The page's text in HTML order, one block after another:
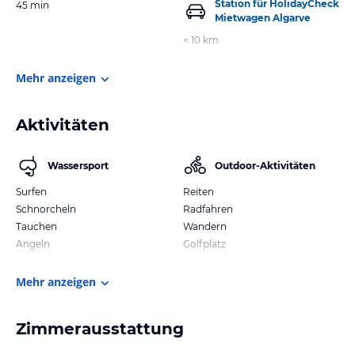
45 min
Station für HolidayCheck
Mietwagen Algarve
< 10 km
Mehr anzeigen
Aktivitäten
Wassersport
Surfen
Schnorcheln
Tauchen
Angeln
Outdoor-Aktivitäten
Reiten
Radfahren
Wandern
Golfplatz
Mehr anzeigen
Zimmerausstattung